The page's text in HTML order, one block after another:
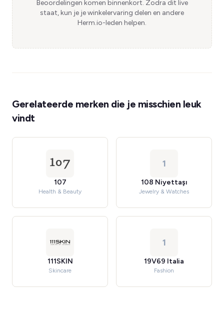
Beoordelingen komen binnenkort. Zodra dit live
staat, kun je je winkelervaring delen en andere
Herm.io-leden helpen.
Gerelateerde merken die je misschien leuk
vindt
107
Health & Beauty
1
108 Niyettaşı
Jewelry & Watches
111SKIN
Skincare
1
19V69 Italia
Fashion